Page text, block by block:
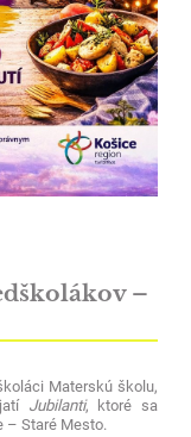
–
Materskú školu,
Jubilanti, ktoré sa
– Staré Mesto.